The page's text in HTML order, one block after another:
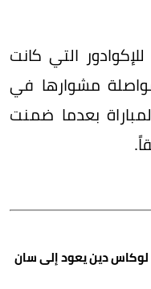
التي كانت
مشوارها في
بعدما ضمنت
لوكاس دين يعود إلى سان